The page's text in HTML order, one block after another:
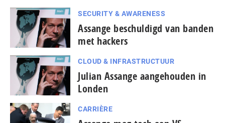
SECURITY & AWARENESS
Assange beschuldigd van banden
met hackers
CLOUD & INFRASTRUCTUUR
Julian Assange aangehouden in
Londen
CARRIÈRE